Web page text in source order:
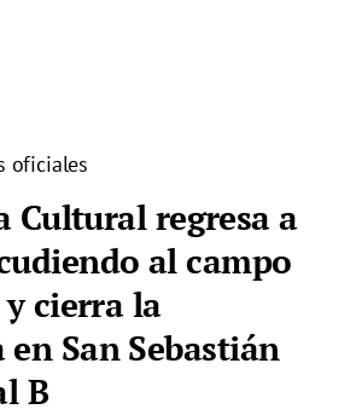
oficiales
Cultural regresa a
al campo
cierra la
San Sebastián
B